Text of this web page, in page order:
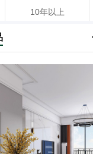
10年以上